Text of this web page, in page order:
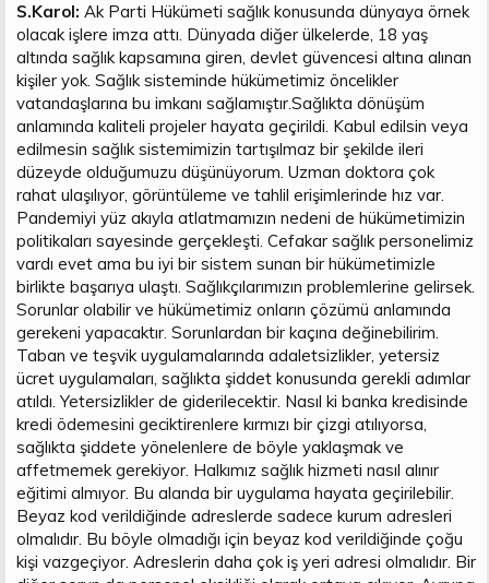
S.Karol: Ak Parti Hükümeti sağlık konusunda dünyaya örnek
olacak işlere imza attı. Dünyada diğer ülkelerde, 18 yaş
altında sağlık kapsamına giren, devlet güvencesi altına alınan
kişiler yok. Sağlık sisteminde hükümetimiz öncelikler
vatandaşlarına bu imkanı sağlamıştır.Sağlıkta dönüşüm
anlamında kaliteli projeler hayata geçirildi. Kabul edilsin veya
edilmesin sağlık sistemimizin tartışılmaz bir şekilde ileri
düzeyde olduğumuzu düşünüyorum. Uzman doktora çok
rahat ulaşılıyor, görüntüleme ve tahlil erişimlerinde hız var.
Pandemiyi yüz akıyla atlatmamızın nedeni de hükümetimizin
politikaları sayesinde gerçekleşti. Cefakar sağlık personelimiz
vardı evet ama bu iyi bir sistem sunan bir hükümetimizle
birlikte başarıya ulaştı. Sağlıkçılarımızın problemlerine gelirsek.
Sorunlar olabilir ve hükümetimiz onların çözümü anlamında
gerekeni yapacaktır. Sorunlardan bir kaçına değinebilirim.
Taban ve teşvik uygulamalarında adaletsizlikler, yetersiz
ücret uygulamaları, sağlıkta şiddet konusunda gerekli adımlar
atıldı. Yetersizlikler de giderilecektir. Nasıl ki banka kredisinde
kredi ödemesini geciktirenlere kırmızı bir çizgi atılıyorsa,
sağlıkta şiddete yönelenlere de böyle yaklaşmak ve
affetmemek gerekiyor. Halkımız sağlık hizmeti nasıl alınır
eğitimi almıyor. Bu alanda bir uygulama hayata geçirilebilir.
Beyaz kod verildiğinde adreslerde sadece kurum adresleri
olmalıdır. Bu böyle olmadığı için beyaz kod verildiğinde çoğu
kişi vazgeçiyor. Adreslerin daha çok iş yeri adresi olmalıdır. Bir